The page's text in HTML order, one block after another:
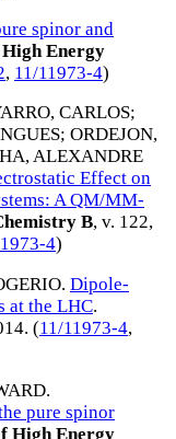
spinor and
Energy
, 11/11973-4)
CARLOS;
; ORDEJON,
ALEXANDRE
Effect on
A QM/MM-
B, v. 122,
4)
. Dipole-
at the LHC.
. (11/11973-4,
.
pure spinor
High Energy